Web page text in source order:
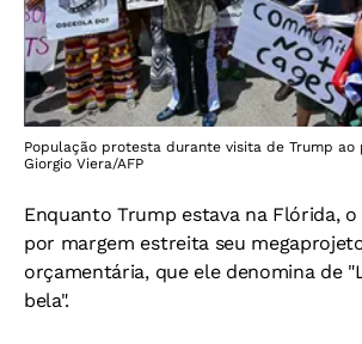
População protesta durante visita de Trump ao
Giorgio Viera/AFP
Enquanto Trump estava na Flórida,
por margem estreita seu
orçamentária, que ele denomina de
bela".